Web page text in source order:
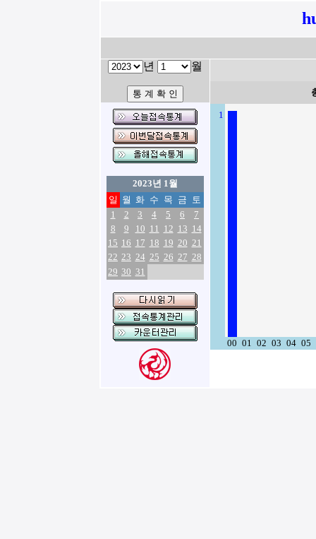
년 월
2023년 1월
일 월 화 수 목 금 토
1
2 3 4 5 6
7
8
9 10 11 12 13 14
15 16 17 18 19 20 21
22 23 24 25 26 27 28
29 30 31
1
00 01 02 03 04 05